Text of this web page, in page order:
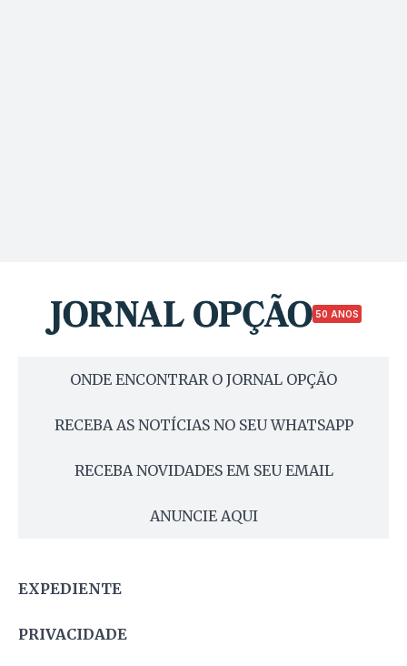
50 ANOS
ONDE ENCONTRAR O JORNAL OPÇÃO
RECEBA AS NOTÍCIAS NO SEU WHATSAPP
RECEBA NOVIDADES EM SEU EMAIL
ANUNCIE AQUI
EXPEDIENTE
PRIVACIDADE